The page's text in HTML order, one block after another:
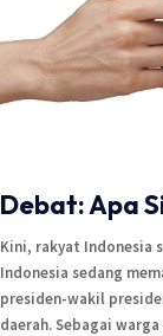
Debat: Apa
Kini, rakyat Indonesia
Indonesia sedang
presiden-wakil
daerah. Sebagai